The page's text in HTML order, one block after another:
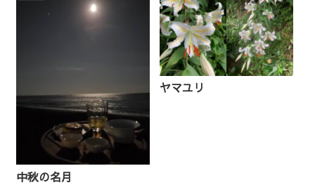
中秋の名月
ヤマユリ